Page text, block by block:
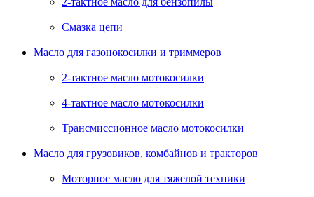
Cмазка цепи
Масло для газонокосилки и триммеров
2-тактное масло мотокосилки
4-тактное масло мотокосилки
Трансмиссионное масло мотокосилки
Масло для грузовиков, комбайнов и тракторов
Моторное масло для тяжелой техники